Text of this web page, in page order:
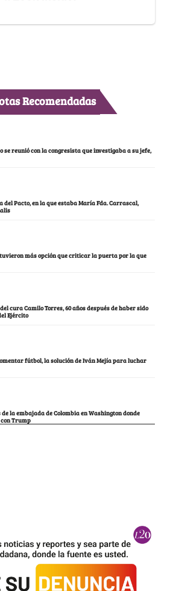
Recomendadas
se reunió con la congresista que investigaba a su jefe,
Pacto, en la que estaba María Fda. Carrascal,
tuvieron más opción que criticar la puerta por la que
cura Camilo Torres, 60 años después de haber sido
Ejército
fútbol, la solución de Iván Mejía para luchar
de la embajada de Colombia en Washington donde
Trump